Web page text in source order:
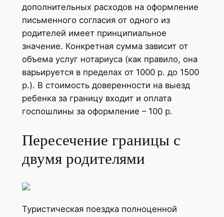
дополнительных расходов на оформление
письменного согласия от одного из
родителей имеет принципиальное
значение. Конкретная сумма зависит от
объема услуг нотариуса (как правило, она
варьируется в пределах от 1000 р. до 1500
р.). В стоимость доверенности на выезд
ребенка за границу входит и оплата
госпошлины за оформление – 100 р.
Пересечение границы с
двумя родителями
Туристическая поездка полноценной